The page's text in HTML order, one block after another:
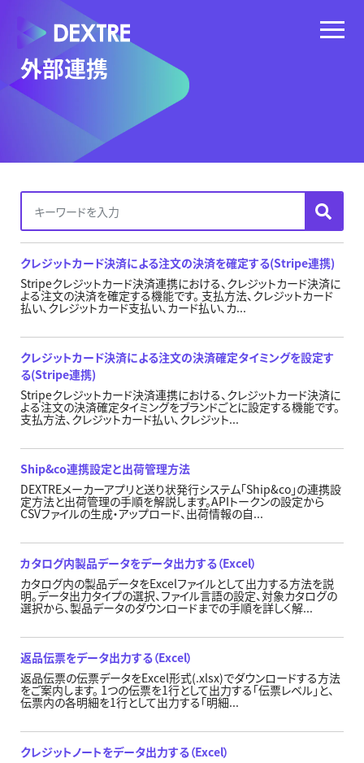
外部連携
クレジットカード決済による注文の決済を確定する(Stripe連携)
Stripeクレジットカード決済連携における、クレジットカード決済に
よる注文の決済を確定する機能です。 支払方法、クレジットカード
払い、クレジットカード支払い、カード払い、カ...
クレジットカード決済による注文の決済確定タイミングを設定す
る(Stripe連携)
Stripeクレジットカード決済連携における、クレジットカード決済に
よる注文の決済確定タイミングをブランドごとに設定する機能です。
支払方法、クレジットカード払い、クレジット...
Ship&co連携設定と出荷管理方法
DEXTREメーカーアプリと送り状発行システム「Ship&co」の連携設
定方法と出荷管理の手順を解説します。APIトークンの設定から
CSVファイルの生成・アップロード、出荷情報の自...
カタログ内製品データをデータ出力する（Excel）
カタログ内の製品データをExcelファイルとして出力する方法を説
明。データ出力タイプの選択、ファイル言語の設定、対象カタログの
選択から、製品データのダウンロードまでの手順を詳しく解...
返品伝票をデータ出力する（Excel）
返品伝票の伝票データをExcel形式(.xlsx)でダウンロードする方法
をご案内します。 1つの伝票を1行として出力する「伝票レベル」と、
伝票内の各明細を1行として出力する「明細...
クレジットノートをデータ出力する（Excel）